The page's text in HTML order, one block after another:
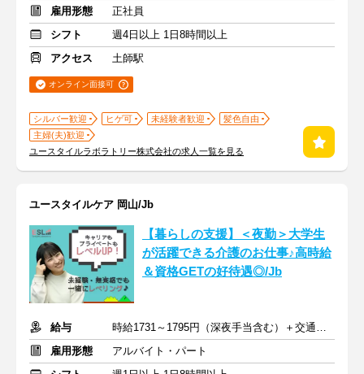
雇用形態
正社員
シフト
週4日以上 1日8時間以上
アクセス
土師駅
オンライン面接可
シルバー歓迎 ヒゲ可 未経験者歓迎
髪色自由
主婦(夫)歓迎
ユースタイルラボラトリー株式会社の求人一覧を見る
ユースタイルケア 岡山/Jb
【暮らしの支援】＜夜勤＞大学生
が活躍できる介護のお仕事♪高時給
＆資格GETの好待遇◎/Jb
給与
時給1731～1795円（深夜手当含む）＋交通費支給
雇用形態
アルバイト・パート